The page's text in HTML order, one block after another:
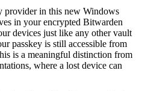
provider in this new Windows
in your encrypted Bitwarden
devices just like any other vault
passkey is still accessible from
is a meaningful distinction from
where a lost device can